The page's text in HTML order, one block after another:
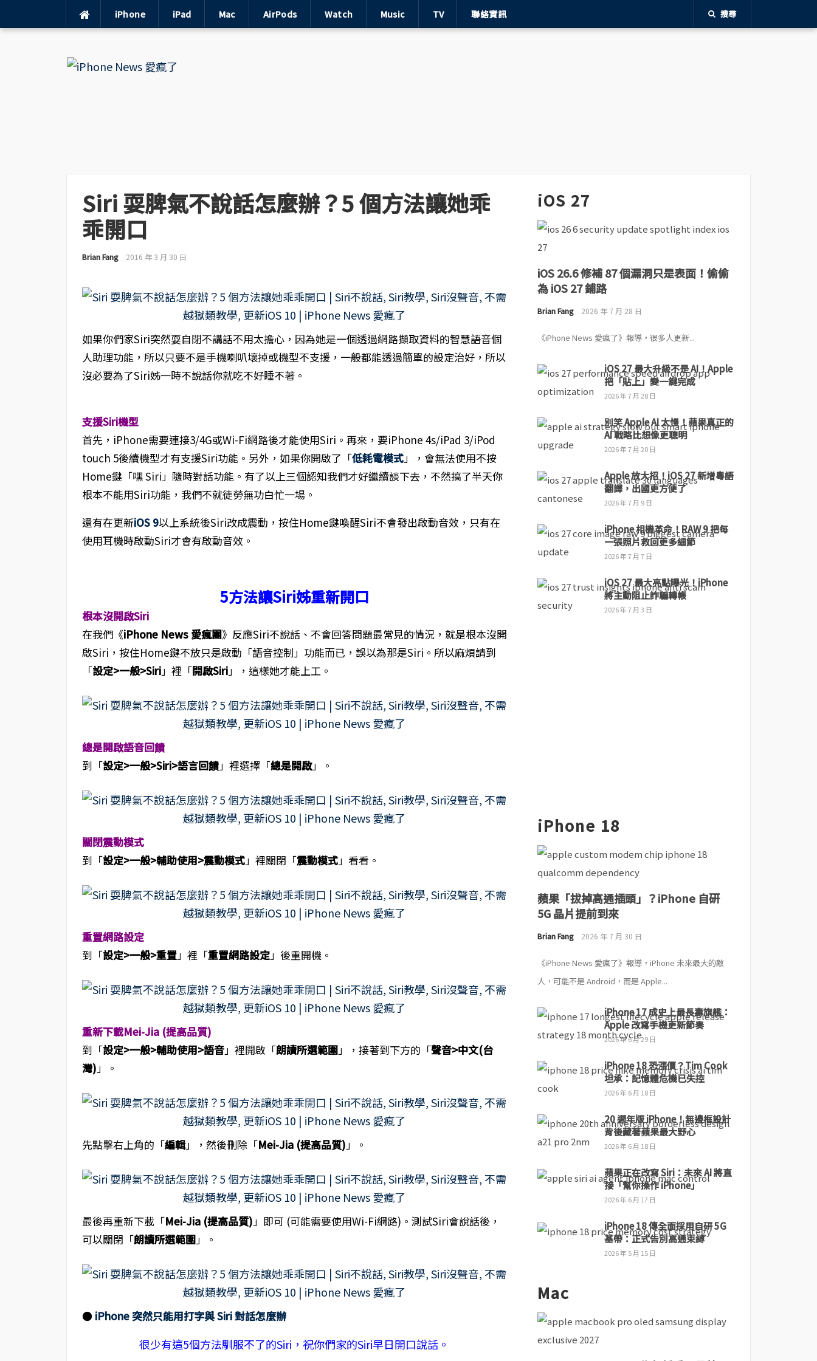
iPhone iPad Mac AirPods Watch Music TV 聯絡資訊 搜尋
Siri 耍脾氣不說話怎麼辦？5 個方法讓她乖
乖開口
Brian Fang 2016 年 3 月 30 日
如果你們家Siri突然耍自閉不講話不用太擔心，因為她是一個透過網路擷取資料的智慧語音個
人助理功能，所以只要不是手機喇叭壞掉或機型不支援，一般都能透過簡單的設定治好，所以
沒必要為了Siri姊一時不說話你就吃不好睡不著。
支援Siri機型
首先，iPhone需要連接3/4G或Wi-Fi網路後才能使用Siri。再來，要iPhone 4s/iPad 3/iPod
touch 5後續機型才有支援Siri功能。另外，如果你開啟了「低耗電模式」，會無法使用不按
Home鍵「嘿 Siri」隨時對話功能。有了以上三個認知我們才好繼續談下去，不然搞了半天你
根本不能用Siri功能，我們不就徒勞無功白忙一場。
還有在更新iOS 9以上系統後Siri改成震動，按住Home鍵喚醒Siri不會發出啟動音效，只有在
使用耳機時啟動Siri才會有啟動音效。
5方法讓Siri姊重新開口
根本沒開啟Siri
在我們《iPhone News 愛瘋團》反應Siri不說話、不會回答問題最常見的情況，就是根本沒開
啟Siri，按住Home鍵不放只是啟動「語音控制」功能而已，誤以為那是Siri。所以麻煩請到
「設定>一般>Siri」裡「開啟Siri」，這樣她才能上工。
總是開啟語音回饋
到「設定>一般>Siri>語言回饋」裡選擇「總是開啟」。
關閉震動模式
到「設定>一般>輔助使用>震動模式」裡關閉「震動模式」看看。
重置網路設定
到「設定>一般>重置」裡「重置網路設定」後重開機。
重新下載Mei-Jia (提高品質)
到「設定>一般>輔助使用>語音」裡開啟「朗讀所選範圍」，接著到下方的「聲音>中文(台
灣)」。
先點擊右上角的「編輯」，然後刪除「Mei-Jia (提高品質)」。
最後再重新下載「Mei-Jia (提高品質)」即可 (可能需要使用Wi-Fi網路)。測試Siri會說話後，
可以關閉「朗讀所選範圍」。
● iPhone 突然只能用打字與 Siri 對話怎麼辦
很少有這5個方法馴服不了的Siri，祝你們家的Siri早日開口說話。
iOS 27
iOS 26.6 修補 87 個漏洞只是表面！偷偷
為 iOS 27 鋪路
Brian Fang 2026 年 7 月 28 日
《iPhone News 愛瘋了》報導，很多人更新...
iOS 27 最大升級不是 AI！Apple
把「貼上」變一鍵完成
2026 年 7 月 28 日
別笑 Apple AI 太慢！蘋果真正的
AI 戰略比想像更聰明
2026 年 7 月 20 日
Apple 放大招！iOS 27 新增粵語
翻譯，出國更方便了
2026 年 7 月 9 日
iPhone 相機革命！RAW 9 把每
一張照片救回更多細節
2026 年 7 月 7 日
iOS 27 最大亮點曝光！iPhone
將主動阻止詐騙轉帳
2026 年 7 月 3 日
iPhone 18
蘋果「拔掉高通插頭」？iPhone 自研
5G 晶片提前到來
Brian Fang 2026 年 7 月 30 日
《iPhone News 愛瘋了》報導，iPhone 未來最大的敵
人，可能不是 Android，而是 Apple...
iPhone 17 成史上最長壽旗艦：
Apple 改寫手機更新節奏
2026 年 6 月 29 日
iPhone 18 恐漲價？Tim Cook
坦承：記憶體危機已失控
2026 年 6 月 18 日
20 週年版 iPhone！無邊框設計
背後藏著蘋果最大野心
2026 年 6 月 18 日
蘋果正在改寫 Siri：未來 AI 將直
接「幫你操作 iPhone」
2026 年 6 月 17 日
iPhone 18 傳全面採用自研 5G
基帶：正式告別高通束縛
2026 年 5 月 15 日
Mac